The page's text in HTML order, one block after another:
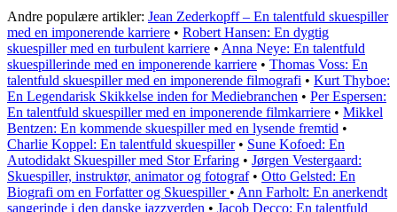
Andre populære artikler: Jean Zederkopff – En talentfuld skuespiller
med en imponerende karriere • Robert Hansen: En dygtig
skuespiller med en turbulent karriere • Anna Neye: En talentfuld
skuespillerinde med en imponerende karriere • Thomas Voss: En
talentfuld skuespiller med en imponerende filmografi • Kurt Thyboe:
En Legendarisk Skikkelse inden for Mediebranchen • Per Espersen:
En talentfuld skuespiller med en imponerende filmkarriere • Mikkel
Bentzen: En kommende skuespiller med en lysende fremtid •
Charlie Koppel: En talentfuld skuespiller• Sune Kofoed: En
Autodidakt Skuespiller med Stor Erfaring • Jørgen Vestergaard:
Skuespiller, instruktør, animator og fotograf• Otto Gelsted: En
Biografi om en Forfatter og Skuespiller • Ann Farholt: En anerkendt
sangerinde i den danske jazzverden • Jacob Decco: En talentfuld